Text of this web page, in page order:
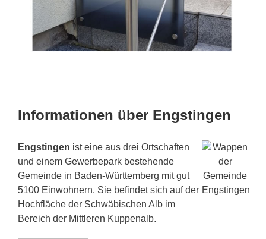
Informationen über Engstingen
Engstingen ist eine aus drei Ortschaften
und einem Gewerbepark bestehende
Gemeinde in Baden-Württemberg mit gut
5100 Einwohnern. Sie befindet sich auf der
Hochfläche der Schwäbischen Alb im
Bereich der Mittleren Kuppenalb.